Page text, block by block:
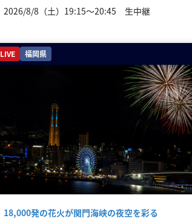
2026/8/8（土）19:15〜20:45 生中継
LIVE 福岡県
18,000発の花火が関門海峡の夜空を彩る